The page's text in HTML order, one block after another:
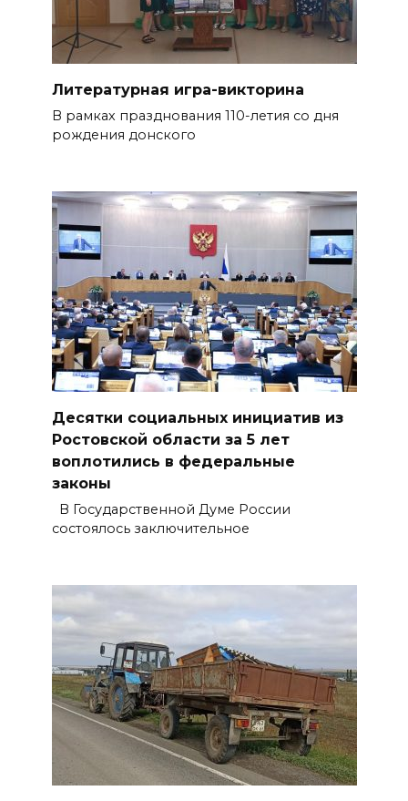
Литературная игра-викторина
В рамках празднования 110-летия со дня
рождения донского
Десятки социальных инициатив из
Ростовской области за 5 лет
воплотились в федеральные
законы
В Государственной Думе России
состоялось заключительное